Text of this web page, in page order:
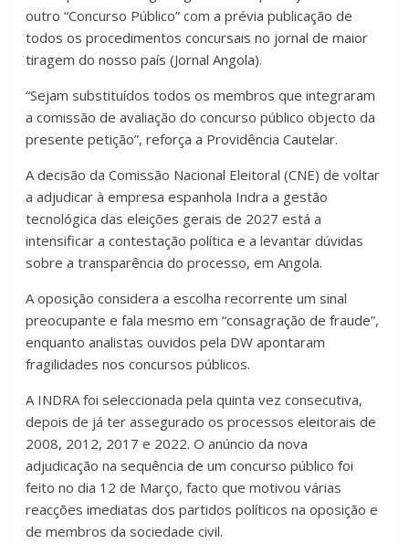
outro “Concurso Público” com a prévia publicação de
todos os procedimentos concursais no jornal de maior
tiragem do nosso país (Jornal Angola).
“Sejam substituídos todos os membros que integraram
a comissão de avaliação do concurso público objecto da
presente petição”, reforça a Providência Cautelar.
A decisão da Comissão Nacional Eleitoral (CNE) de voltar
a adjudicar à empresa espanhola Indra a gestão
tecnológica das eleições gerais de 2027 está a
intensificar a contestação política e a levantar dúvidas
sobre a transparência do processo, em Angola.
A oposição considera a escolha recorrente um sinal
preocupante e fala mesmo em “consagração de fraude”,
enquanto analistas ouvidos pela DW apontaram
fragilidades nos concursos públicos.
A INDRA foi seleccionada pela quinta vez consecutiva,
depois de já ter assegurado os processos eleitorais de
2008, 2012, 2017 e 2022. O anúncio da nova
adjudicação na sequência de um concurso público foi
feito no dia 12 de Março, facto que motivou várias
reacções imediatas dos partidos políticos na oposição e
de membros da sociedade civil.